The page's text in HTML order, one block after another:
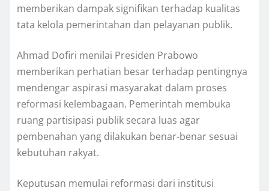
memberikan dampak signifikan terhadap kualitas
tata kelola pemerintahan dan pelayanan publik.
Ahmad Dofiri menilai Presiden Prabowo
memberikan perhatian besar terhadap pentingnya
mendengar aspirasi masyarakat dalam proses
reformasi kelembagaan. Pemerintah membuka
ruang partisipasi publik secara luas agar
pembenahan yang dilakukan benar-benar sesuai
kebutuhan rakyat.
Keputusan memulai reformasi dari institusi